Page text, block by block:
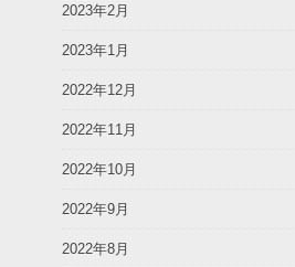
2023年2月
2023年1月
2022年12月
2022年11月
2022年10月
2022年9月
2022年8月